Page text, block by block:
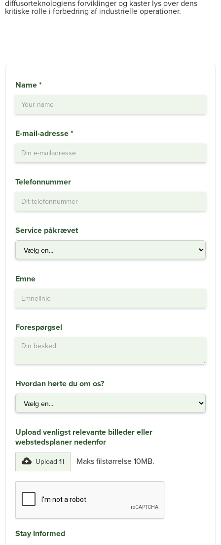
diffusorteknologiens forviklinger og kaster lys over dens
kritiske rolle i forbedring af industrielle operationer.
Name *
E-mail-adresse *
Telefonnummer
Service påkrævet
Emne
Forespørgsel
Hvordan hørte du om os?
Upload venligst relevante billeder eller
webstedsplaner nedenfor
Upload fil Maks filstørrelse 10MB.
Stay Informed